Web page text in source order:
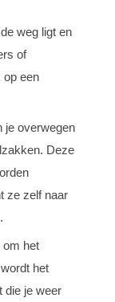
weg ligt en
of
op een
je overwegen
Deze
ze zelf naar
om het
het
die je weer